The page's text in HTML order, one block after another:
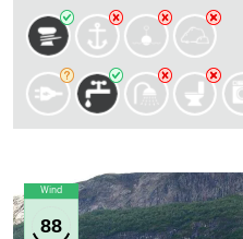
Wind
88